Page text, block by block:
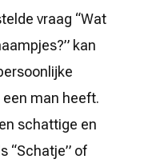
vraag “Wat
kan
man heeft.
schattige en
“Schatje” of